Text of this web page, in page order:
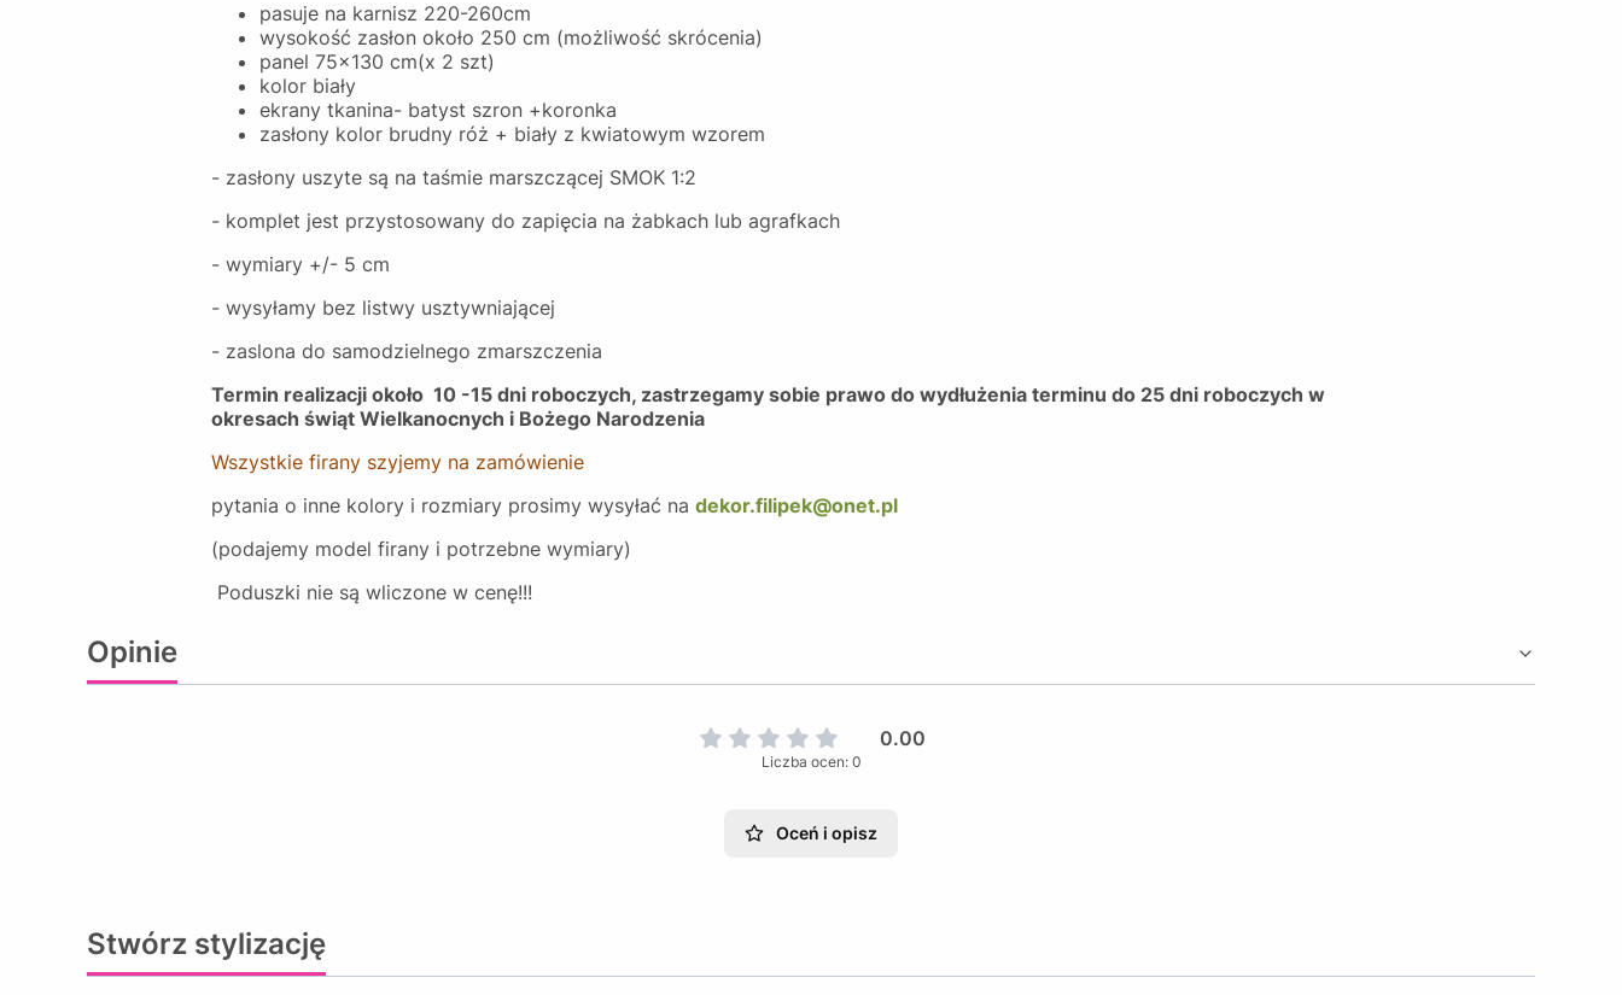
pasuje na karnisz 220-260cm
wysokość zasłon około 250 cm (możliwość skrócenia)
panel 75x130 cm(x 2 szt)
kolor biały
ekrany tkanina- batyst szron +koronka
zasłony kolor brudny róż + biały z kwiatowym wzorem
- zasłony uszyte są na taśmie marszczącej SMOK 1:2
- komplet jest przystosowany do zapięcia na żabkach lub agrafkach
- wymiary +/- 5 cm
- wysyłamy bez listwy usztywniającej
- zaslona do samodzielnego zmarszczenia
Termin realizacji około 10 -15 dni roboczych, zastrzegamy sobie prawo do wydłużenia terminu do 25 dni roboczych w
okresach świąt Wielkanocnych i Bożego Narodzenia
Wszystkie firany szyjemy na zamówienie
pytania o inne kolory i rozmiary prosimy wysyłać na dekor.filipek@onet.pl
(podajemy model firany i potrzebne wymiary)
Poduszki nie są wliczone w cenę!!!
Opinie
0.00
Liczba ocen: 0
Oceń i opisz
Stwórz stylizację